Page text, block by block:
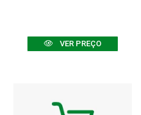
VER PREÇO